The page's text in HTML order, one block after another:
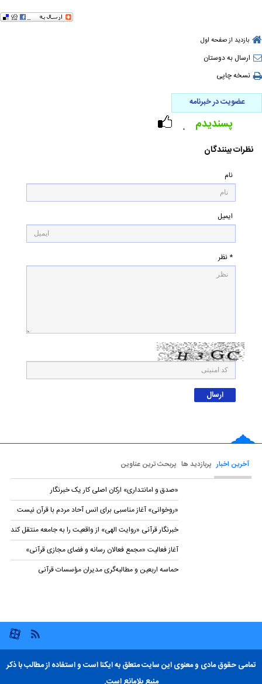
بازدید از صفحه اول
ارسال به دوستان
نسخه چاپی
عضویت در خبرنامه
۰ پسندیدم
نظرات بینندگان
نام
ایمیل
* نظر
آخرین اخبار پربازدید ها پربحث ترین عناوین
«صدق و امانتداری» ارکان اصلی کار یک خبرنگار
«روخوانی» آغاز مناسبی برای انس آحاد مردم با قرآن نیست
خبرنگار قرآنی «روایت الهی» از واقعیت را به جامعه منتقل کند
آغاز فعالیت «مجمع فعالان رسانه و فضای مجازی قرآنی»
حماسه اربعین و مطالبه‌گری مدیران مؤسسات قرآنی
تمامی حقوق مادی و معنوی این سایت متعلق به ایکنا است و استفاده از مطالب با ذکر